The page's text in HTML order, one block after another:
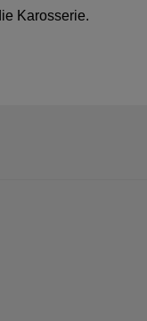
Karosserie.